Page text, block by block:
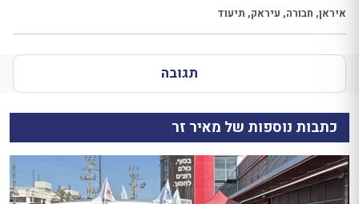
איראן, חבורה, עיראק, תיעוד
תגובה
כתבות נוספות של מאיר זר